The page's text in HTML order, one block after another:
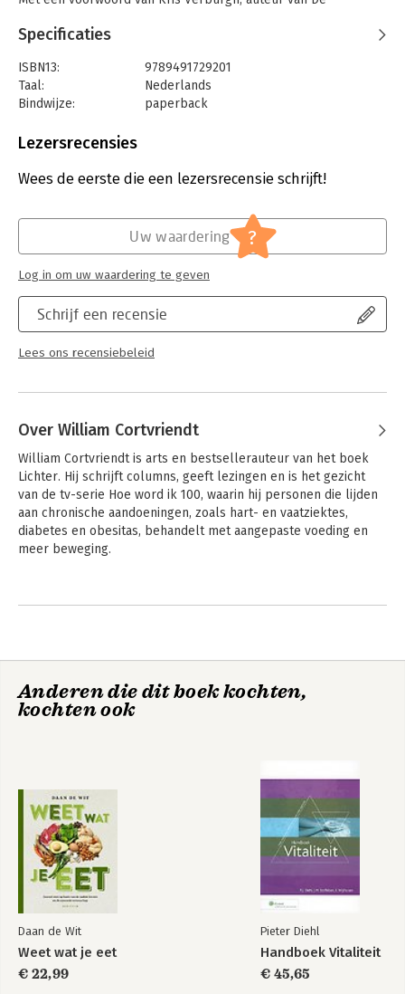
"Een fascinerend basiswerk over de medische feiten van het
iedereen zal begrijpen.... Het resultaat is een uiterst boeiende
expositie over gezondheid met een schat aan bruikbare
adviezen". Kirkus reviews
Het boek voorziet ons van brede en diepe inzichten... 'Hoe
gezondheid om daardoor langer te leven". Foreword
William Cortvriendt (1956) is arts met een uitgebreide ervaring
in onderzoek. Hij heeft onder meer functies vervuld als
medisch directeur en vice president bij drie verschillende
medische bedrijven en heeft gewerkt als consultant bij
uitgebracht in de VS met de titel 'Living a Century or More' en is
aldaar een bestseller.
Specificaties
ISBN13:
9789491729201
Taal:
Nederlands
Bindwijze:
paperback
Uitgever:
Verschijningsdatum:
28-2-2015
Lezersrecensies
Wees de eerste die een lezersrecensie schrijft!
Schrijf een recensie
Lees ons recensiebeleid
Uw waardering ?
Log in om uw waardering te geven
Over William Cortvriendt
William Cortvriendt is arts en bestsellerauteur van het boek
Lichter. Hij schrijft columns, geeft lezingen en is het gezicht
van de tv-serie Hoe word ik 100, waarin hij personen die lijden
aan chronische aandoeningen, zoals hart- en vaatziektes,
diabetes en obesitas, behandelt met aangepaste voeding en
meer beweging.
Andere boeken door William
Maak je niet dik Puur lichter
Anderen die dit boek kochten,
kochten ook
Daan de Wit
Weet wat je eet
€ 22,99
Pieter Diehl
Handboek Vitaliteit
€ 45,65